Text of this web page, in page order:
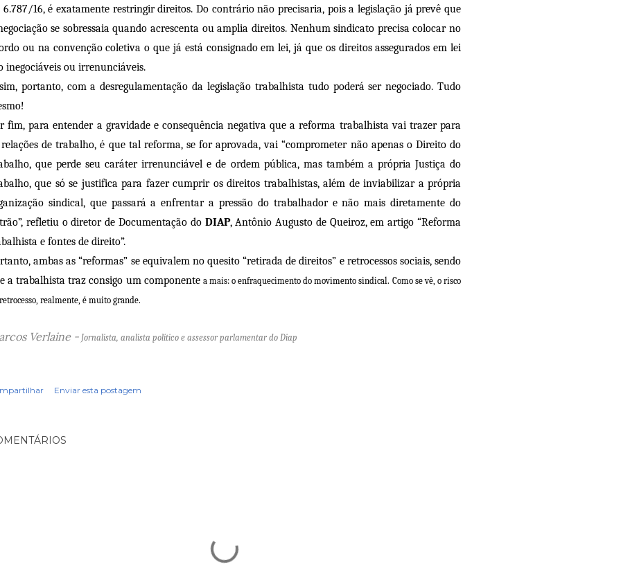
6.787/16, é exatamente restringir direitos. Do contrário não precisaria, pois a legislação já prevê que
se sobressaia quando acrescenta ou amplia direitos. Nenhum sindicato precisa colocar no
ou na convenção coletiva o que já está consignado em lei, já que os direitos assegurados em lei
inegociáveis ou irrenunciáveis.
portanto, com a desregulamentação da legislação trabalhista tudo poderá ser negociado. Tudo
fim, para entender a gravidade e consequência negativa que a reforma trabalhista vai trazer para
de trabalho, é que tal reforma, se for aprovada, vai “comprometer não apenas o Direito do
que perde seu caráter irrenunciável e de ordem pública, mas também a própria Justiça do
que só se justifica para fazer cumprir os direitos trabalhistas, além de inviabilizar a própria
sindical, que passará a enfrentar a pressão do trabalhador e não mais diretamente do
refletiu o diretor de Documentação do DIAP, Antônio Augusto de Queiroz, em artigo “Reforma
e fontes de direito”.
ambas as “reformas” se equivalem no quesito “retirada de direitos” e retrocessos sociais, sendo
a trabalhista traz consigo um componente a mais: o enfraquecimento do movimento sindical. Como se vê, o risco
realmente, é muito grande.
Verlaine - Jornalista, analista político e assessor parlamentar do Diap
Enviar esta postagem